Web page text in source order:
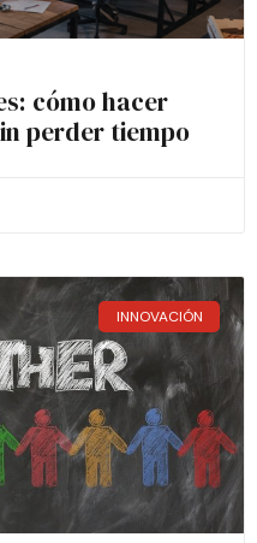
cómo hacer
perder tiempo
INNOVACIÓN